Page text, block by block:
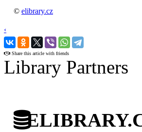
© elibrary.cz
‹
›
Share this article with friends
Library Partners